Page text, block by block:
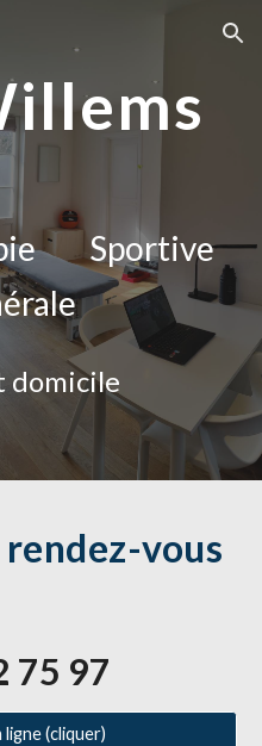
Skip to navigation
Sportive
domicile
vous
75 97
(cliquer)